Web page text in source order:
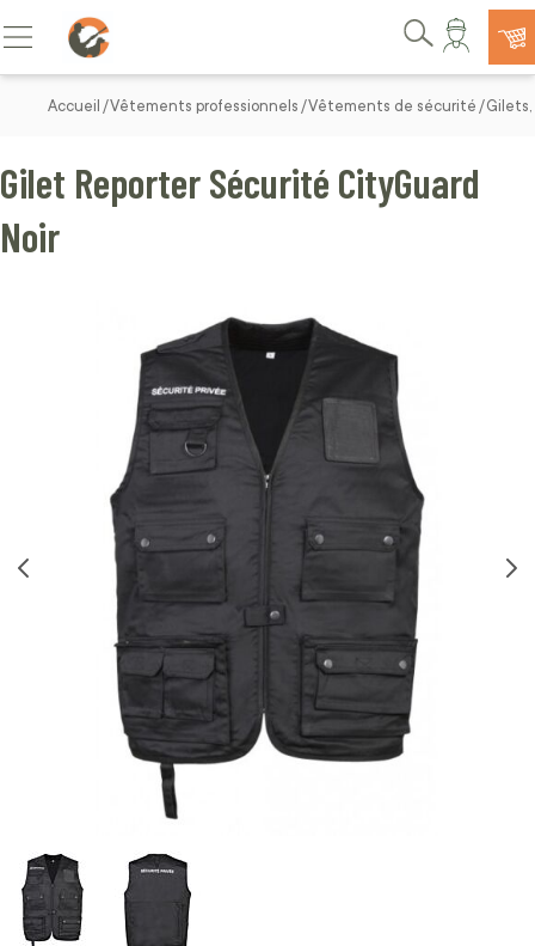
Allez au contenu
Basculer la navigation
Rechercher
Accueil Vêtements professionnels Vêtements de sécurité
Gilet Reporter Sécurité CityGuard
Noir